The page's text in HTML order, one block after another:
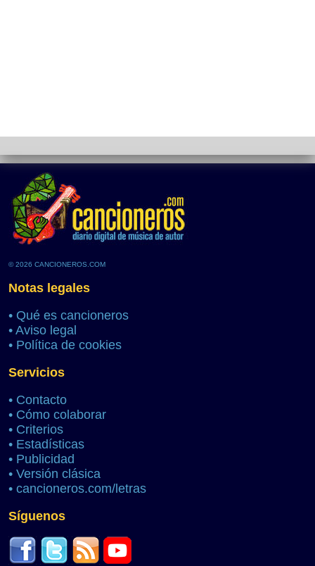
© 2026 CANCIONEROS.COM
Notas legales
• Qué es cancioneros
• Aviso legal
• Política de cookies
Servicios
• Contacto
• Cómo colaborar
• Criterios
• Estadísticas
• Publicidad
• Versión clásica
• cancioneros.com/letras
Síguenos